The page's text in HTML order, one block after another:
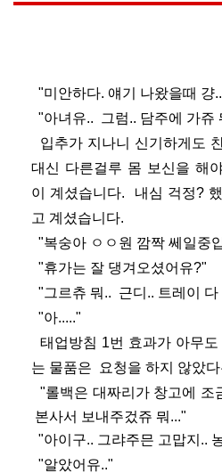
"미안하다. 얘기 나왔을때 걍
"아녀유.. 그럼.. 담주에 가쥬
입추가 지나니 신기하게도
대신 다른걸루 몸 보신을 해
이 계셨습니다. 내심 걱정?
고 계셨습니다.
"복숭아 ㅇㅇ원 깜짝 쎄일중
"휴가는 잘 댕겨오셨어유?"
"그르츄 뭐.. 근디.. 트레이
"아....."
태업방침 1번 효과가 아무
는 물품은 요청을 하지 않았
"롤백은 대짜리가 창고에 조
본사서 보내주겄쥬 뭐..."
"아이구.. 그랴주믄 고맙지..
"알았어유.."